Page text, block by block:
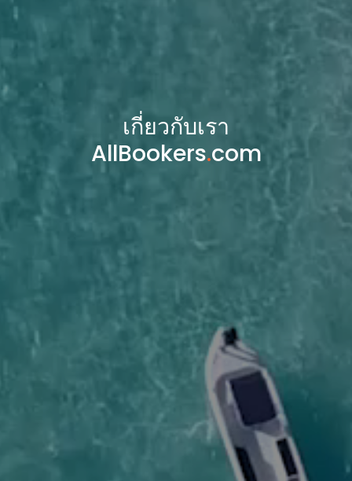
เกี่ยวกับเรา
AllBookers.com